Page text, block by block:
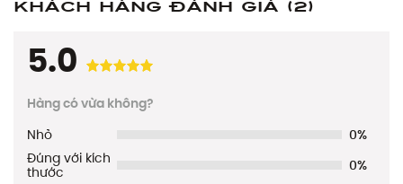
Khách hàng đánh giá (2)
5.0
Hàng có vừa không?
Nhỏ
0%
Đúng với kích
thước
0%